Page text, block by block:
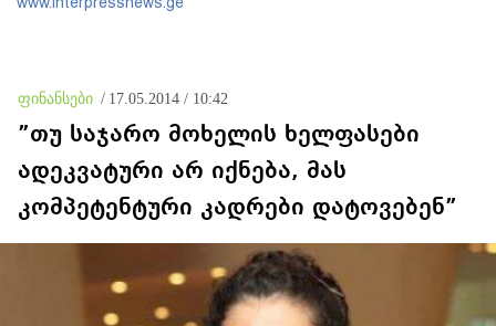
ფინანსები / 17.05.2014 / 10:42
”თუ საჯარო მოხელის ხელფასები
ადეკვატური არ იქნება, მას
კომპეტენტური კადრები დატოვებენ”